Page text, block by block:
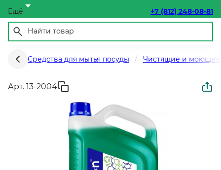
Ещё +7 (812) 248-08-81
Средства для мытья посуды Чистящие и моющие
Арт. 13-2004